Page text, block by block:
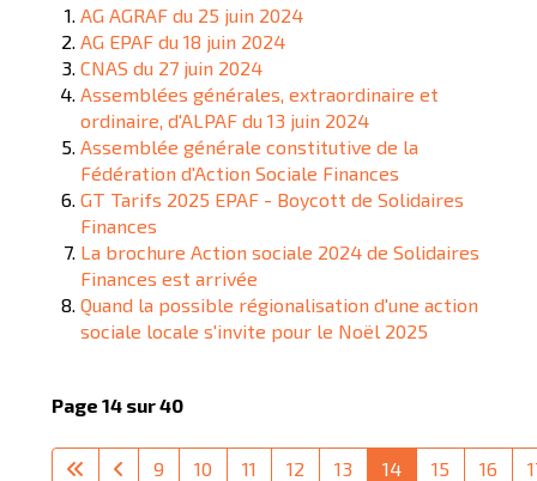
AG AGRAF du 25 juin 2024
AG EPAF du 18 juin 2024
CNAS du 27 juin 2024
Assemblées générales, extraordinaire et
ordinaire, d'ALPAF du 13 juin 2024
Assemblée générale constitutive de la
Fédération d'Action Sociale Finances
GT Tarifs 2025 EPAF - Boycott de Solidaires
Finances
La brochure Action sociale 2024 de Solidaires
Finances est arrivée
Quand la possible régionalisation d'une action
sociale locale s'invite pour le Noël 2025
Page 14 sur 40
9 10 11 12 13 14 15 16